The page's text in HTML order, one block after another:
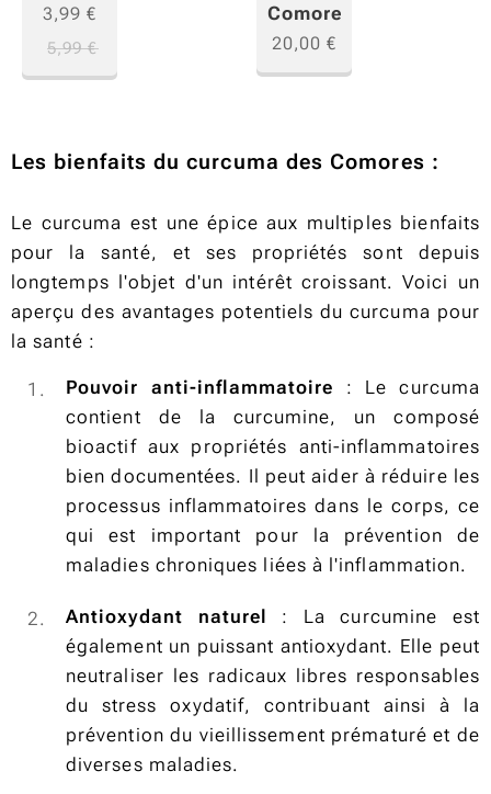
3,99 €
5,99€
Comores
20,00 €
Les bienfaits du curcuma des Comores :
Le curcuma est une épice aux multiples bienfaits
pour la santé, et ses propriétés sont depuis
longtemps l'objet d'un intérêt croissant. Voici un
aperçu des avantages potentiels du curcuma pour
la santé :
Pouvoir anti-inflammatoire : Le curcuma
contient de la curcumine, un composé
bioactif aux propriétés anti-inflammatoires
bien documentées. Il peut aider à réduire les
processus inflammatoires dans le corps, ce
qui est important pour la prévention de
maladies chroniques liées à l'inflammation.
Antioxydant naturel : La curcumine est
également un puissant antioxydant. Elle peut
neutraliser les radicaux libres responsables
du stress oxydatif, contribuant ainsi à la
prévention du vieillissement prématuré et de
diverses maladies.